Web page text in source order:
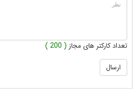
تعداد کارکتر های مجاز ( 200 )